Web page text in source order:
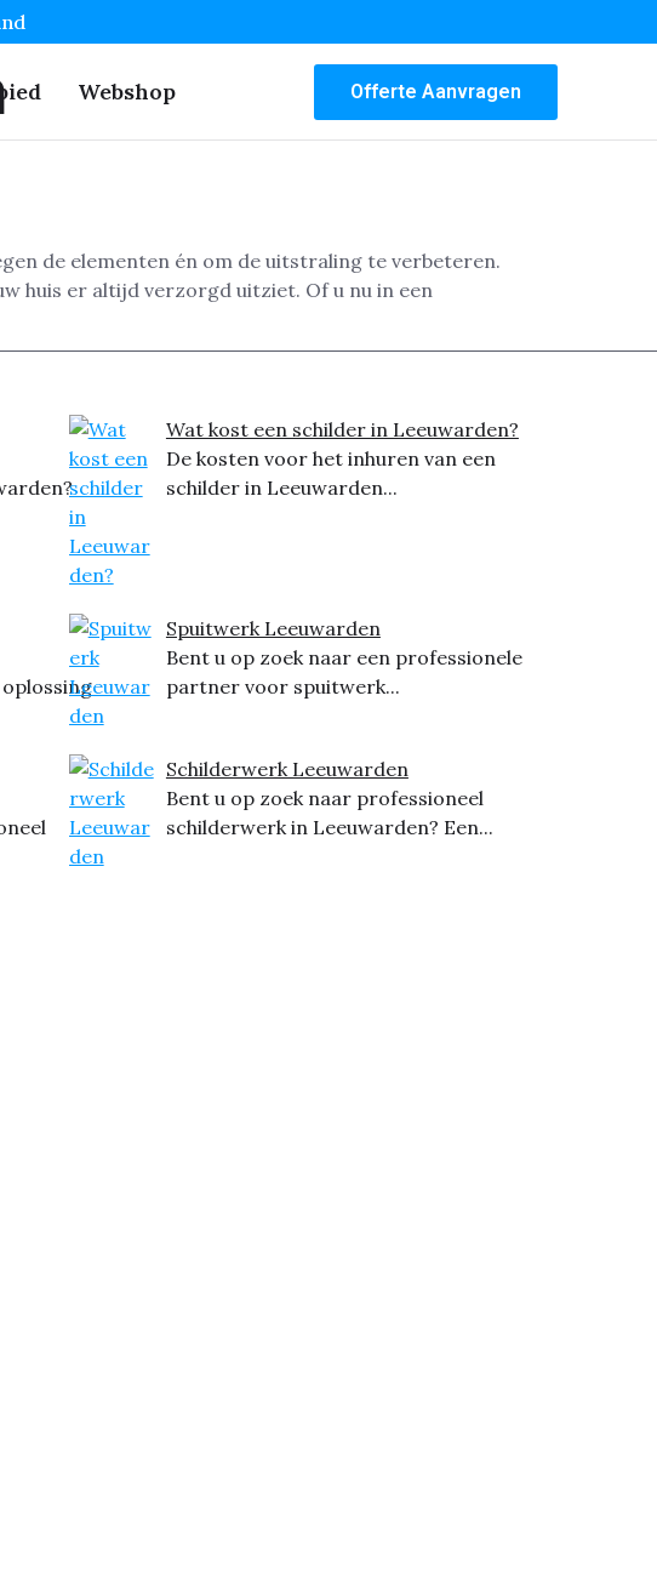
Webshop Offerte Aanvragen
de elementen én om de uitstraling te verbeteren.
huis er altijd verzorgd uitziet. Of u nu in een
Wat kost een schilder in Leeuwarden?
De kosten voor het inhuren van een
schilder in Leeuwarden...
Spuitwerk Leeuwarden
Bent u op zoek naar een professionele
partner voor spuitwerk...
Schilderwerk Leeuwarden
Bent u op zoek naar professioneel
schilderwerk in Leeuwarden? Een...